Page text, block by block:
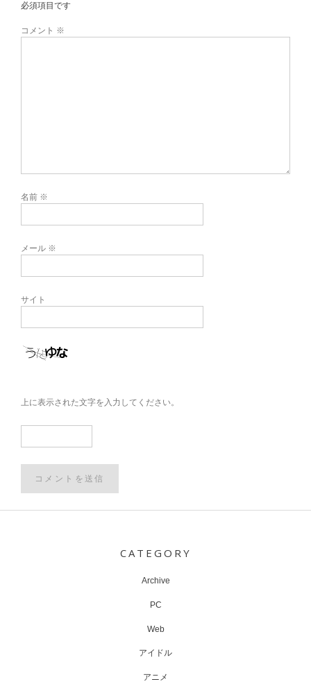
必須項目です
コメント ※
名前 ※
メール ※
サイト
上に表示された文字を入力してください。
CATEGORY
Archive
PC
Web
アイドル
アニメ